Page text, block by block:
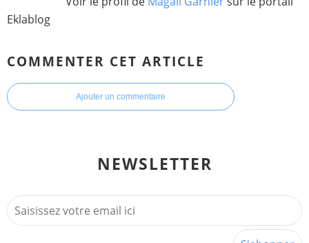
Eklablog
COMMENTER CET ARTICLE
Ajouter un commentaire
NEWSLETTER